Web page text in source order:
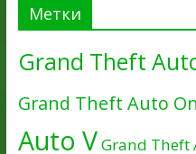
Метки
Grand Theft
Grand Theft Auto
Auto VGrand Theft